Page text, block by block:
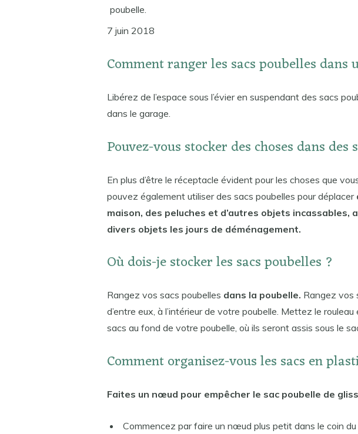
poubelle.
7 juin 2018
Comment ranger les sacs poubelles dans
Libérez de l’espace sous l’évier en suspendant des sacs
dans le garage.
Pouvez-vous stocker des choses dans des
En plus d’être le réceptacle évident pour les choses que
pouvez également utiliser des sacs poubelles pour déplacer
maison, des peluches et d’autres objets incassables,
divers objets les jours de déménagement.
Où dois-je stocker les sacs poubelles ?
Rangez vos sacs poubelles dans la poubelle. Rangez vos
d’entre eux, à l’intérieur de votre poubelle. Mettez le
sacs au fond de votre poubelle, où ils seront assis sous le
Comment organisez-vous les sacs en
Faites un nœud pour empêcher le sac poubelle de
Commencez par faire un nœud plus petit dans le coin